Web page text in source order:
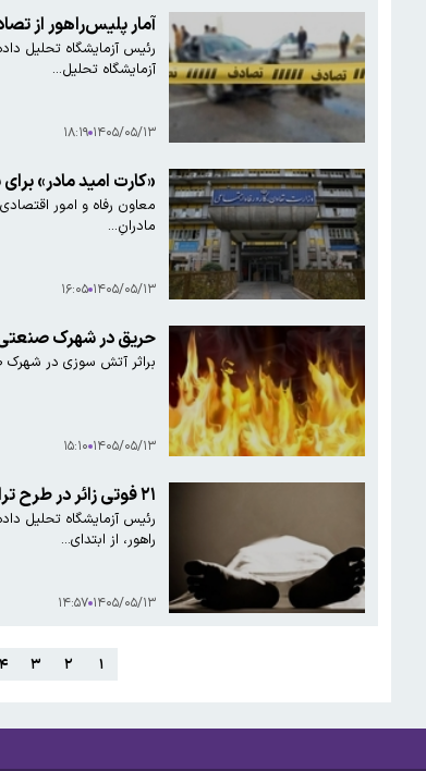
آمار پلیس‌راهور از
آزمایشگاه تحلیل…
۱۴۰۵/۰۵/۱۳ ۱۸:۱۹
«کارت امید مادر» برای بیش از ۲۷۰
معاون رفاه و امور
مادرانِ…
۱۴۰۵/۰۵/۱۳ ۱۶:۰۵
حریق در شهرک
براثر آتش سوزی در شهرک
۱۴۰۵/۰۵/۱۳ ۱۵:۱۰
۲۱ فوتی زائر در طرح ترافیکی اربعین
رئیس آزمایشگاه تحلیل
راهور، از ابتدای…
۱۴۰۵/۰۵/۱۳ ۱۴:۵۷
۱ ۲ ۳ ۴